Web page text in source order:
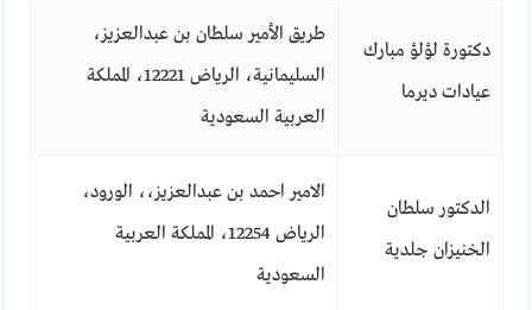
دكتورة لؤلؤ مبارك
عيادات ديرما
طريق الأمير سلطان بن عبدالعزيز،
السليمانية، الرياض 12221، المملكة
العربية السعودية
الدكتور سلطان
الخنيزان جلدية
الامير احمد بن عبدالعزيز،، الورود،
الرياض 12254، المملكة العربية
السعودية